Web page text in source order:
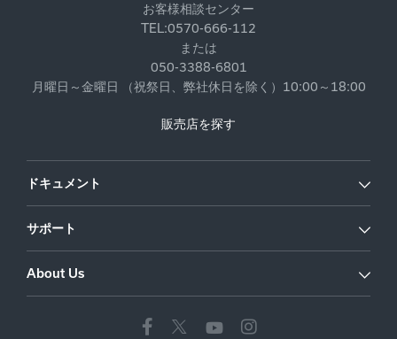
お客様相談センター
TEL:0570-666-112
または
050-3388-6801
月曜日～金曜日 （祝祭日、弊社休日を除く）10:00～18:00
販売店を探す
ドキュメント
サポート
About Us